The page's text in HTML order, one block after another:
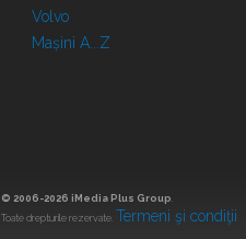
Volvo
Mașini A...Z
© 2006-2026 iMedia Plus Group
Toate drepturile rezervate. Termeni şi condiţii